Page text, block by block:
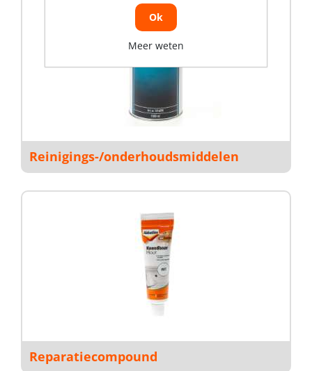
Reinigings-/onderhoudsmiddelen
Reparatiecompound
Ok
Meer weten